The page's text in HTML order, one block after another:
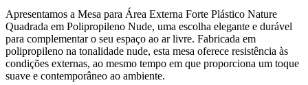
Apresentamos a Mesa para Área Externa Forte Plástico Nature
Quadrada em Polipropileno Nude, uma escolha elegante e durável
para complementar o seu espaço ao ar livre. Fabricada em
polipropileno na tonalidade nude, esta mesa oferece resistência às
condições externas, ao mesmo tempo em que proporciona um toque
suave e contemporâneo ao ambiente.